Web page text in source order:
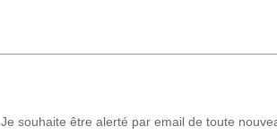
Je souhaite être alerté par email de toute